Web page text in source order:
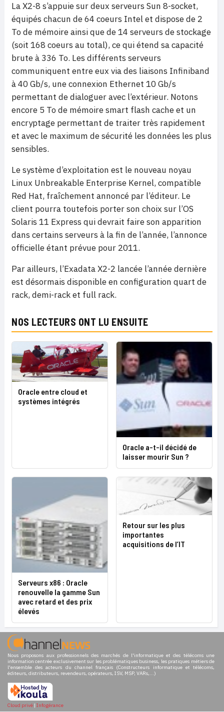
La X2-8 s’appuie sur deux serveurs Sun 8-socket,
équipés chacun de 64 coeurs Intel et dispose de 2
To de mémoire ainsi que de 14 serveurs de stockage
(soit 168 coeurs au total), ce qui étend sa capacité
brute à 336 To. Les différents serveurs
communiquent entre eux via des liaisons Infiniband
à 40 Gb/s, une connexion Ethernet 10 Gb/s
permettant de dialoguer avec l’extérieur. Notons
encore 5 To de mémoire smart flash cache et un
encryptage permettant de traiter très rapidement
et avec le maximum de sécurité les données les plus
sensibles.
Le système d’exploitation est le nouveau noyau
Linux Unbreakable Enterprise Kernel, compatible
Red Hat, fraîchement annoncé par l’éditeur. Le
client pourra toutefois porter son choix sur l’OS
Solaris 11 Express qui devrait faire son apparition
dans certains serveurs à la fin de l’année, l’annonce
officielle étant prévue pour 2011.
Par ailleurs, l’Exadata X2-2 lancée l’année dernière
est désormais disponible en configuration quart de
rack, demi-rack et full rack.
NOS LECTEURS ONT LU ENSUITE
Oracle entre cloud et
systèmes intégrés
Oracle a-t-il décidé de
laisser mourir Sun ?
Serveurs x86 : Oracle
renouvelle la gamme Sun
avec retard et des prix
élevés
Retour sur les plus
importantes
acquisitions de l’IT
Nous proposons aux professionnels des marchés de l'informatique et des télécoms une
information centrée exclusivement sur les problématiques business, les pratiques métiers de
l'ensemble des acteurs du channel français (Constructeurs informatique et télécoms,
éditeurs, distributeurs, revendeurs, opérateurs, ISV, MSP, VARs,...)
Cloud privé | Infogérance